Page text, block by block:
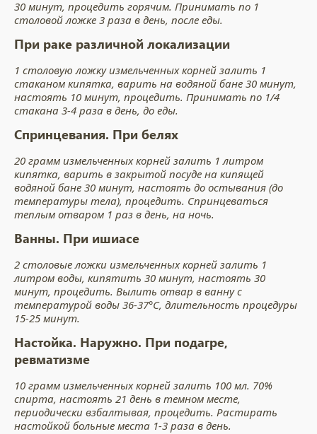
30 минут, процедить горячим. Принимать по 1
столовой ложке 3 раза в день, после еды.
При раке различной локализации
1 столовую ложку измельченных корней залить 1
стаканом кипятка, варить на водяной бане 30 минут,
настоять 10 минут, процедить. Принимать по 1/4
стакана 3-4 раза в день, до еды.
Спринцевания. При белях
20 грамм измельченных корней залить 1 литром
кипятка, варить в закрытой посуде на кипящей
водяной бане 30 минут, настоять до остывания (до
температуры тела), процедить. Спринцеваться
теплым отваром 1 раз в день, на ночь.
Ванны. При ишиасе
2 столовые ложки измельченных корней залить 1
литром воды, кипятить 30 минут, настоять 30
минут, процедить. Вылить отвар в ванну с
температурой воды 36-37°C, длительность процедуры
15-25 минут.
Настойка. Наружно. При подагре,
ревматизме
10 грамм измельченных корней залить 100 мл. 70%
спирта, настоять 21 день в темном месте,
периодически взбалтывая, процедить. Растирать
настойкой больные места 1-3 раза в день.